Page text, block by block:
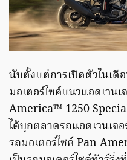
นับตั้งแต่การเปิดตัวในเ
มอเตอร์ไซค์แนวแอดเวน
America™ 1250
ได้บุกตลาดรถแอดเวนเ
รถมอเตอร์ไซค์ Pan